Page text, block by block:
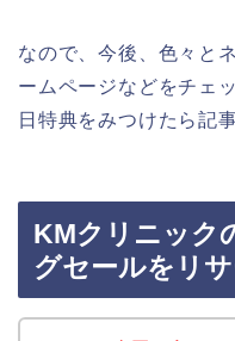
なので、今後、色々と
ームページなどをチェ
日特典をみつけたら記
KMクリニック
グセールをリ